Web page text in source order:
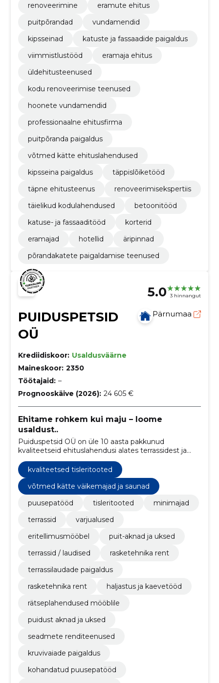
renoveerimine
eramute ehitus
puitpõrandad
vundamendid
kipsseinad
katuste ja fassaadide paigaldus
viimmistlustööd
eramaja ehitus
üldehitusteenused
kodu renoveerimise teenused
hoonete vundamendid
professionaalne ehitusfirma
puitpõranda paigaldus
võtmed kätte ehituslahendused
kipsseina paigaldus
täppislõiketööd
täpne ehitusteenus
renoveerimisekspertiis
täielikud kodulahendused
betoonitööd
katuse- ja fassaaditööd
korterid
eramajad
hotellid
äripinnad
põrandakatete paigaldamise teenused
5.0 3 hinnangut
PUIDUSPETSID
OÜ
Pärnumaa
Krediidiskoor: Usaldusväärne
Maineskoor: 2350
Töötajaid: –
Prognooskäive (2026): 24 605 €
Ehitame rohkem kui maju – loome
usaldust..
Puiduspetsid OÜ on üle 10 aasta pakkunud
kvaliteetseid ehituslahendusi alates terrassidest ja
rendini.
kvaliteetsed tisleritooted
võtmed kätte väikemajad ja saunad
puusepatööd
tisleritooted
minimajad
terrassid
varjualused
eritellimusmööbel
puit-aknad ja uksed
terrassid / laudised
rasketehnika rent
terrassilaudade paigaldus
rasketehnika rent
haljastus ja kaevetööd
rätseplahendused mööblile
puidust aknad ja uksed
seadmete renditeenused
kruvivaiade paigaldus
kohandatud puusepatööd